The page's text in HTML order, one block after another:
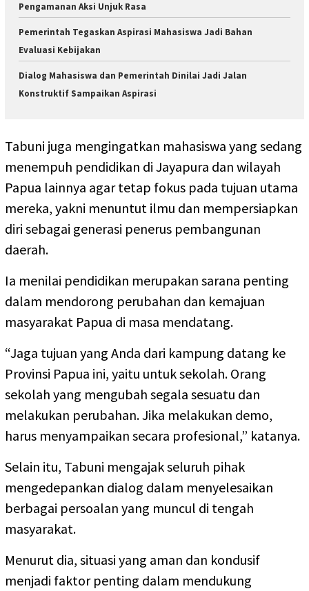
Pengamanan Aksi Unjuk Rasa
Pemerintah Tegaskan Aspirasi Mahasiswa Jadi Bahan
Evaluasi Kebijakan
Dialog Mahasiswa dan Pemerintah Dinilai Jadi Jalan
Konstruktif Sampaikan Aspirasi
Tabuni juga mengingatkan mahasiswa yang sedang
menempuh pendidikan di Jayapura dan wilayah
Papua lainnya agar tetap fokus pada tujuan utama
mereka, yakni menuntut ilmu dan mempersiapkan
diri sebagai generasi penerus pembangunan
daerah.
Ia menilai pendidikan merupakan sarana penting
dalam mendorong perubahan dan kemajuan
masyarakat Papua di masa mendatang.
“Jaga tujuan yang Anda dari kampung datang ke
Provinsi Papua ini, yaitu untuk sekolah. Orang
sekolah yang mengubah segala sesuatu dan
melakukan perubahan. Jika melakukan demo,
harus menyampaikan secara profesional,” katanya.
Selain itu, Tabuni mengajak seluruh pihak
mengedepankan dialog dalam menyelesaikan
berbagai persoalan yang muncul di tengah
masyarakat.
Menurut dia, situasi yang aman dan kondusif
menjadi faktor penting dalam mendukung